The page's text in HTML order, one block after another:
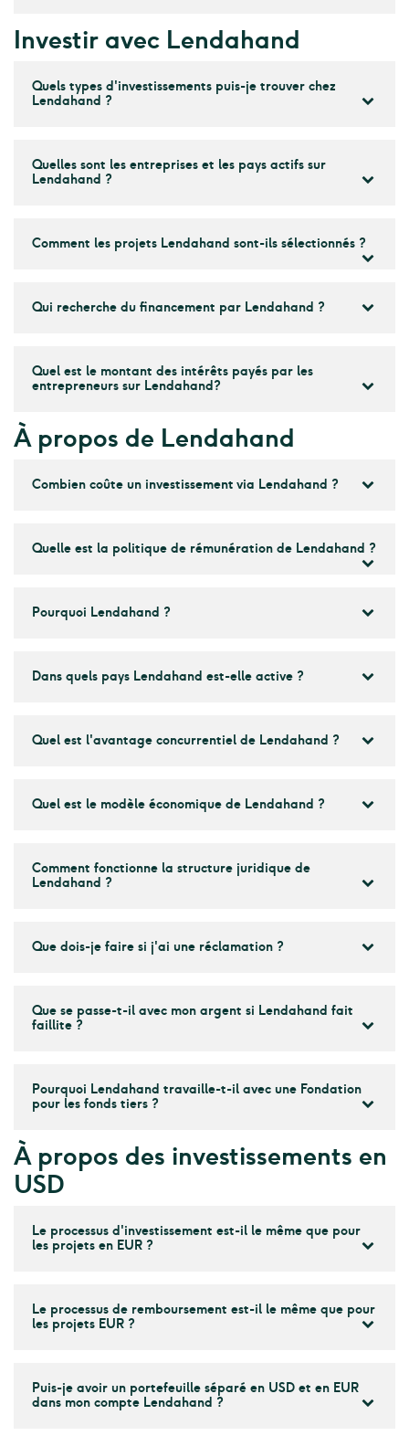
Investir avec Lendahand
Quels types d'investissements puis-je trouver chez
Lendahand ?
Quelles sont les entreprises et les pays actifs sur
Lendahand ?
Comment les projets Lendahand sont-ils sélectionnés ?
Qui recherche du financement par Lendahand ?
Quel est le montant des intérêts payés par les
entrepreneurs sur Lendahand?
À propos de Lendahand
Combien coûte un investissement via Lendahand ?
Quelle est la politique de rémunération de Lendahand ?
Pourquoi Lendahand ?
Dans quels pays Lendahand est-elle active ?
Quel est l'avantage concurrentiel de Lendahand ?
Quel est le modèle économique de Lendahand ?
Comment fonctionne la structure juridique de
Lendahand ?
Que dois-je faire si j'ai une réclamation ?
Que se passe-t-il avec mon argent si Lendahand fait
faillite ?
Pourquoi Lendahand travaille-t-il avec une Fondation
pour les fonds tiers ?
À propos des investissements en
USD
Le processus d'investissement est-il le même que pour
les projets en EUR ?
Le processus de remboursement est-il le même que pour
les projets EUR ?
Puis-je avoir un portefeuille séparé en USD et en EUR
dans mon compte Lendahand ?